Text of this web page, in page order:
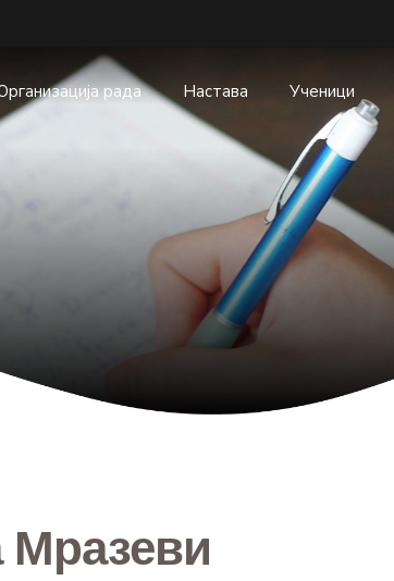
рада Настава Ученици